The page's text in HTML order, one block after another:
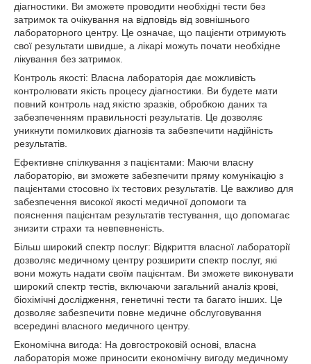
діагностики. Ви зможете проводити необхідні тести без
затримок та очікування на відповідь від зовнішнього
лабораторного центру. Це означає, що пацієнти отримують
свої результати швидше, а лікарі можуть почати необхідне
лікування без затримок.
Контроль якості: Власна лабораторія дає можливість
контролювати якість процесу діагностики. Ви будете мати
повний контроль над якістю зразків, обробкою даних та
забезпеченням правильності результатів. Це дозволяє
уникнути помилкових діагнозів та забезпечити надійність
результатів.
Ефективне спілкування з пацієнтами: Маючи власну
лабораторію, ви зможете забезпечити пряму комунікацію з
пацієнтами стосовно їх тестових результатів. Це важливо для
забезпечення високої якості медичної допомоги та
пояснення пацієнтам результатів тестування, що допомагає
знизити страхи та невпевненість.
Більш широкий спектр послуг: Відкриття власної лабораторії
дозволяє медичному центру розширити спектр послуг, які
вони можуть надати своїм пацієнтам. Ви зможете виконувати
широкий спектр тестів, включаючи загальний аналіз крові,
біохімічні дослідження, генетичні тести та багато інших. Це
дозволяє забезпечити повне медичне обслуговування
всередині власного медичного центру.
Економічна вигода: На довгостроковій основі, власна
лабораторія може приносити економічну вигоду медичному